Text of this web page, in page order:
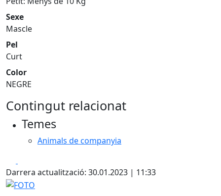
Sexe
Mascle
Pel
Curt
Color
NEGRE
Contingut relacionat
Temes
Animals de companyia
Darrera actualització: 30.01.2023 | 11:33
FOTO